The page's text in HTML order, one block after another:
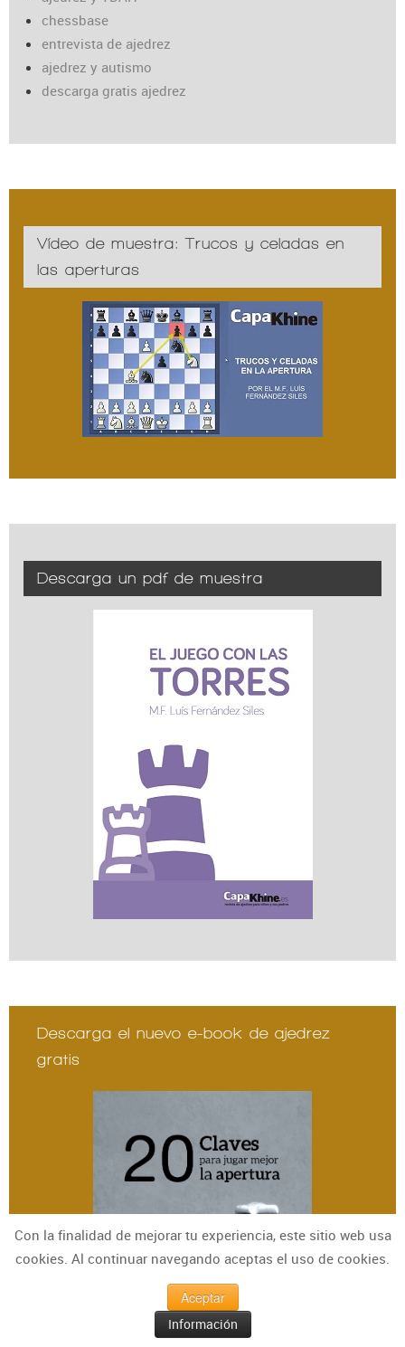
chessbase
entrevista de ajedrez
ajedrez y autismo
descarga gratis ajedrez
Vídeo de muestra: Trucos y celadas en
las aperturas
Descarga un pdf de muestra
Descarga el nuevo e-book de ajedrez
gratis
Con la finalidad de mejorar tu experiencia, este sitio web usa
cookies. Al continuar navegando aceptas el uso de cookies.
Aceptar
Información